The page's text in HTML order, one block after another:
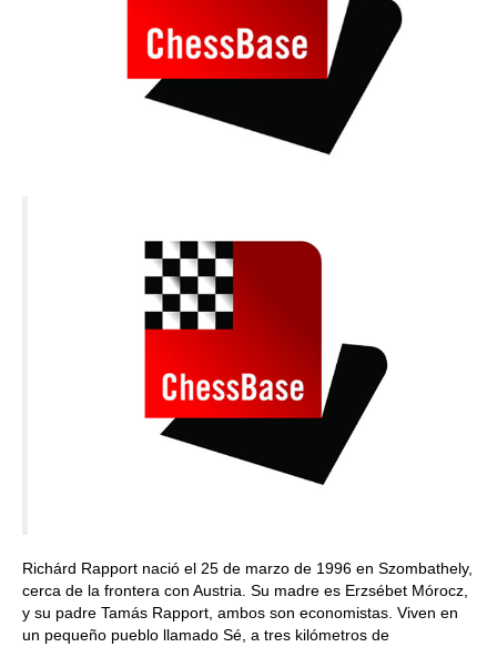
Richárd Rapport nació el 25 de marzo de 1996 en Szombathely,
cerca de la frontera con Austria. Su madre es Erzsébet Mórocz,
y su padre Tamás Rapport, ambos son economistas. Viven en
un pequeño pueblo llamado Sé, a tres kilómetros de